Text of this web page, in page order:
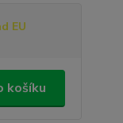
EU
košíku